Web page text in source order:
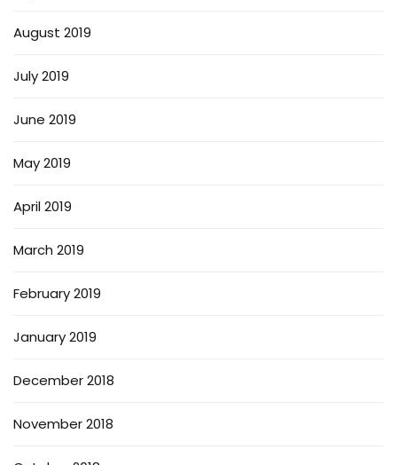
August 2019
July 2019
June 2019
May 2019
April 2019
March 2019
February 2019
January 2019
December 2018
November 2018